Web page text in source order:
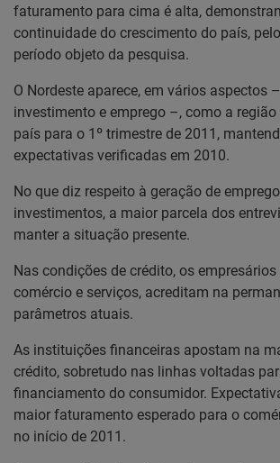
faturamento para cima é alta,
continuidade do crescimento do país,
período objeto da pesquisa.
O Nordeste aparece, em vários aspectos
investimento e emprego –, como a
país para o 1º trimestre de 2011,
expectativas verificadas em 2010.
No que diz respeito à geração de
investimentos, a maior parcela dos
manter a situação presente.
Nas condições de crédito, os
comércio e serviços, acreditam na
parâmetros atuais.
As instituições financeiras apostam na
crédito, sobretudo nas linhas voltadas
financiamento do consumidor.
maior faturamento esperado para o
no início de 2011.